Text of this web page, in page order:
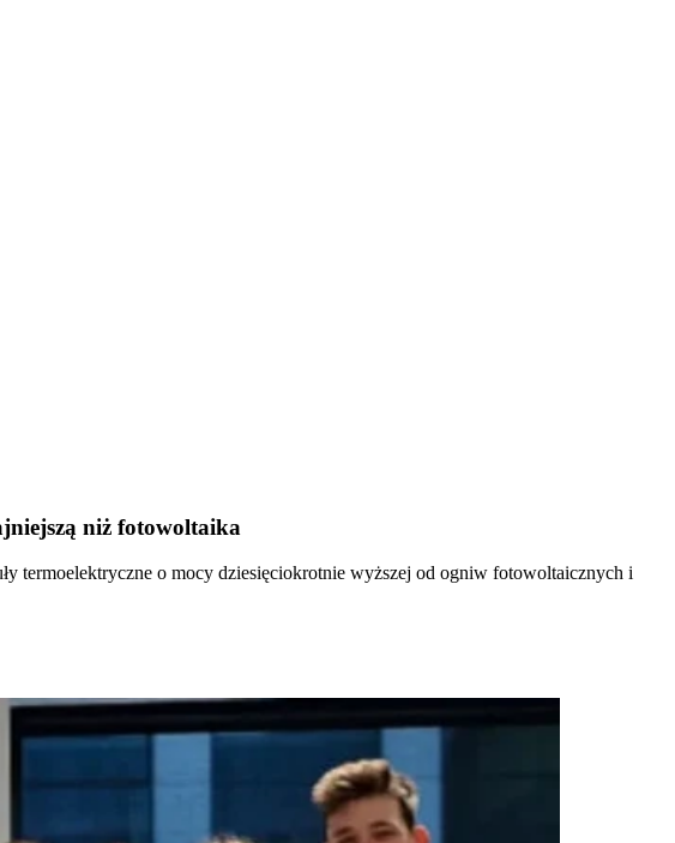
niż fotowoltaika
termoelektryczne o mocy dziesięciokrotnie wyższej od ogniw fotowoltaicznych i